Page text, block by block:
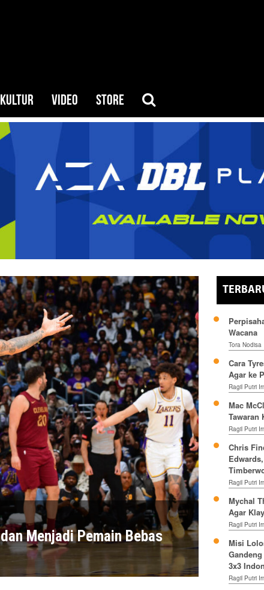
VIDEO STORE
Menjadi Pemain Bebas
Wacana
Tora Nodisa
Cara
Agar ke
Ragil Putri
Mac
Tawaran
Ragil Putri
Chris
Ragil Putri
Mychal
Agar
Ragil Putri
Misi
3x3
Ragil Putri